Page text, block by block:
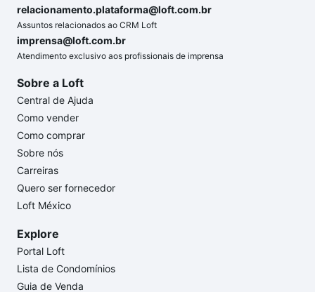
relacionamento.plataforma@loft.com.br
Assuntos relacionados ao CRM Loft
imprensa@loft.com.br
Atendimento exclusivo aos profissionais de imprensa
Sobre a Loft
Central de Ajuda
Como vender
Como comprar
Sobre nós
Carreiras
Quero ser fornecedor
Loft México
Explore
Portal Loft
Lista de Condomínios
Guia de Venda